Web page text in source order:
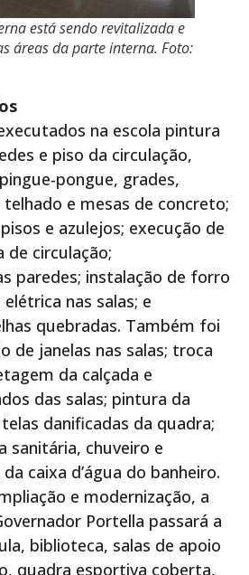
está sendo revitalizada e
áreas da parte interna. Foto:
na escola pintura
e piso da circulação,
pongue, grades,
e mesas de concreto;
e azulejos; execução de
de circulação;
paredes; instalação de forro
nas salas; e
quebradas. Também foi
de janelas nas salas; troca
da calçada e
das salas; pintura da
danificadas da quadra;
sanitária, chuveiro e
caixa d’água do banheiro.
e modernização, a
Portella passará a
biblioteca, salas de apoio
quadra esportiva coberta,